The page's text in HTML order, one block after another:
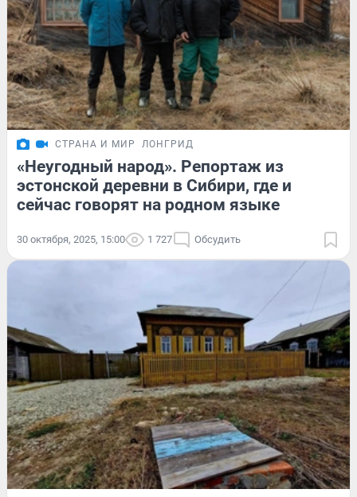
СТРАНА И МИР ЛОНГРИД
«Неугодный народ». Репортаж из
эстонской деревни в Сибири, где и
сейчас говорят на родном языке
30 октября, 2025, 15:00 1 727 Обсудить